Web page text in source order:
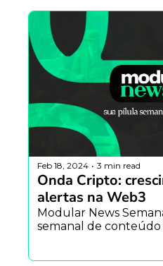
Feb 18, 2024 • 3 min read
Onda Cripto:
alertas na Web3
Modular News
semanal de conteúdo